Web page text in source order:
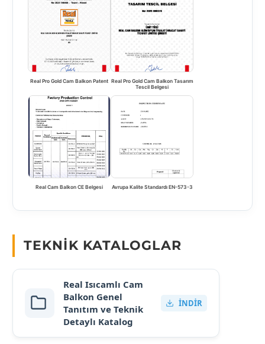
Real Pro Gold Cam Balkon Patent Real Pro Gold Cam Balkon Tasarım
Tescil Belgesi
Real Cam Balkon CE Belgesi Avrupa Kalite Standardı EN-573-3
TEKNIK KATALOGLAR
Real Isıcamlı Cam
Balkon Genel
Tanıtım ve Teknik
Detaylı Katalog
İNDIR